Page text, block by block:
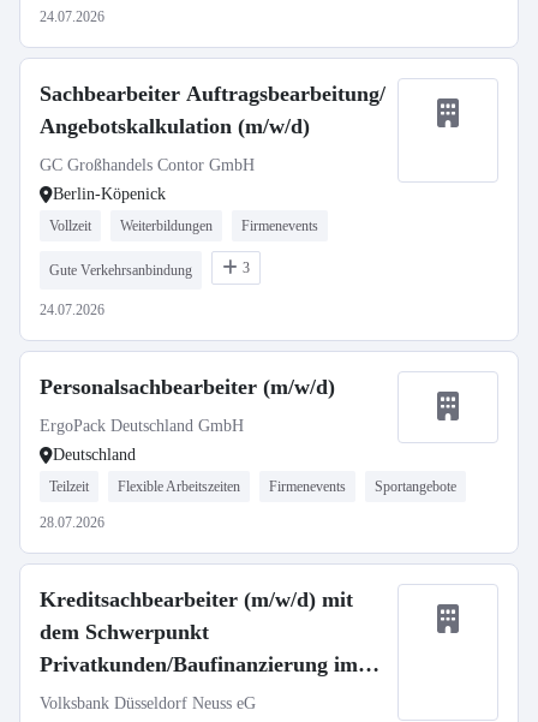
24.07.2026
Sachbearbeiter Auftragsbearbeitung/
Angebotskalkulation (m/w/d)
GC Großhandels Contor GmbH
Berlin-Köpenick
Vollzeit Weiterbildungen Firmenevents
Gute Verkehrsanbindung 3
24.07.2026
Personalsachbearbeiter (m/w/d)
ErgoPack Deutschland GmbH
Deutschland
Teilzeit Flexible Arbeitszeiten Firmenevents Sportangebote
28.07.2026
Kreditsachbearbeiter (m/w/d) mit
dem Schwerpunkt
Privatkunden/Baufinanzierung im
Bestandsgeschäft
Volksbank Düsseldorf Neuss eG